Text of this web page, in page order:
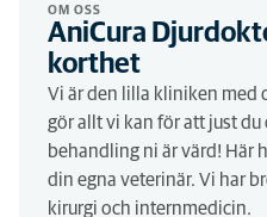
OM OSS
AniCura
korthet
Vi är den lilla kliniken med
gör allt vi kan för att just
behandling ni är värd! Här
din egna veterinär. Vi har
kirurgi och internmedicin.